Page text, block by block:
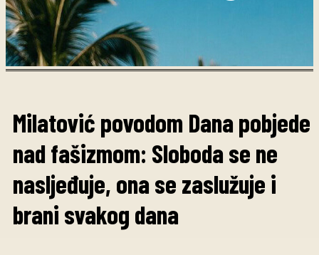
Milatović povodom Dana pobjede
nad fašizmom: Sloboda se ne
nasljeđuje, ona se zaslužuje i
brani svakog dana